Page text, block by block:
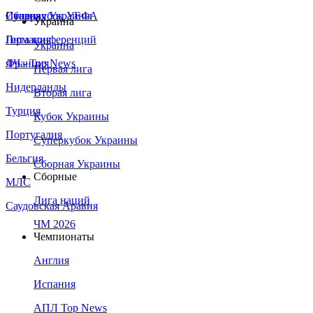
Сборная Украины
Италия
Германия
Франция
Нидерланды
Турция
Португалия
Бельгия
МЛС
Саудовская Аравия
Суперкубок УЕФА
Лига конференций
ЛЧ - Top News
Украина
Украина
Первая лига
Вторая лига
Кубок Украины
Суперкубок Украины
Сборная Украины
Сборные
Лига наций
ЧМ 2026
Чемпионаты
Англия
Испания
АПЛ Top News